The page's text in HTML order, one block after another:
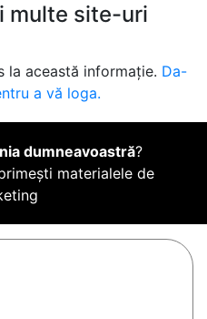
multe site-uri
la această informație. Da-
a vă loga.
dumneavoastră?
materialele de